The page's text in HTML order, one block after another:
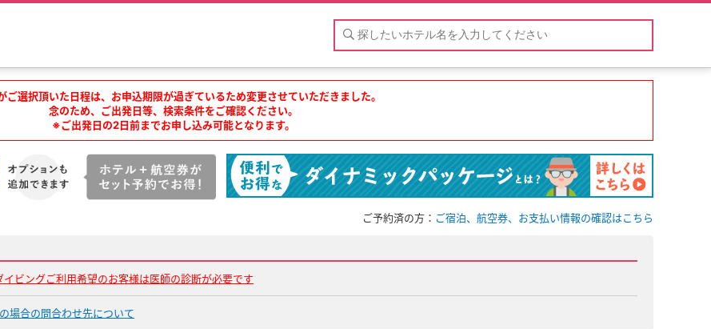
ご選択頂いた日程は、お申込期限が過ぎているため変更させていただきました。
念のため、ご出発日等、検索条件をご確認ください。
※ご出発日の2日前までお申し込み可能となります。
ご予約済の方： ご宿泊、航空券、お支払い情報の確認はこちら
ビングご利用希望のお客様は医師の診断が必要です
場合の問合わせ先について